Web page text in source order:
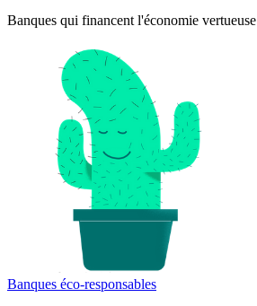
Banques qui financent l'économie vertueuse
Banques éco-responsables